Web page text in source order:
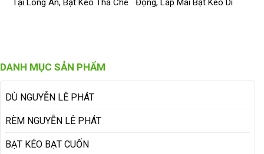
DANH MỤC SẢN PHẨM
DÙ NGUYỄN LÊ PHÁT
RÈM NGUYỄN LÊ PHÁT
BẠT KÉO BẠT CUỐN
Tại Long An, Bạt Kéo Thả Che
Động, Lắp Mái Bạt Kéo Di